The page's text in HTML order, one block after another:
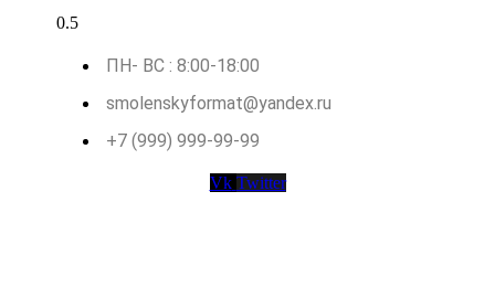
ПН- ВС : 8:00-18:00
smolenskyformat@yandex.ru
+7 (999) 999-99-99
Vk Twitter